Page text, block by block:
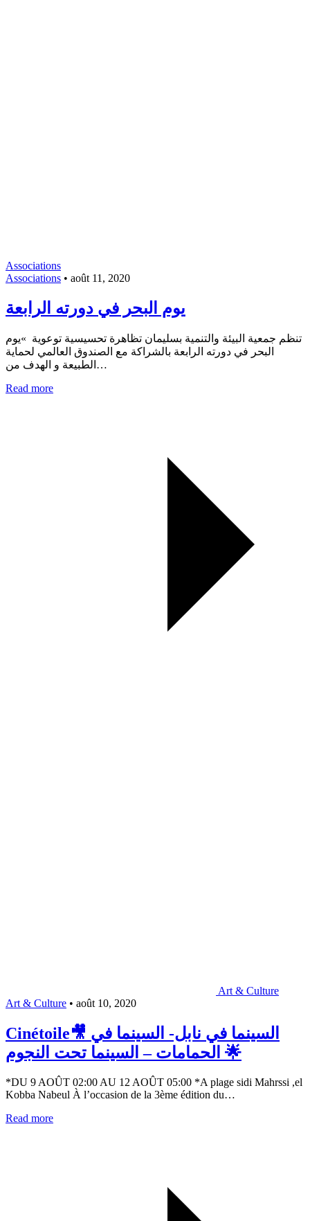
Associations
Associations • août 11, 2020
يوم البحر في دورته الرابعة
تنظم جمعية البيئة والتنمية بسليمان تظاهرة تحسيسية توعوية »يوم
البحر في دورته الرابعة بالشراكة مع الصندوق العالمي لحماية
الطبيعة و الهدف من…
Read more
Art & Culture
Art & Culture • août 10, 2020
Cinétoile🎥 السينما في نابل- السينما في
الحمامات – السينما تحت النجوم 🌟
*DU 9 AOÛT 02:00 AU 12 AOÛT 05:00 *A plage sidi Mahrssi ,el
Kobba Nabeul À l’occasion de la 3ème édition du…
Read more